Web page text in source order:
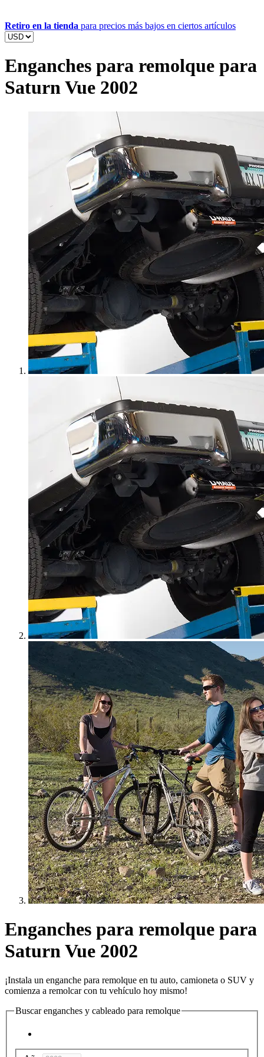
Retiro en la tienda para precios más bajos en ciertos artículos
Enganches para remolque para
Saturn Vue 2002
Enganches para remolque para
Saturn Vue 2002
¡Instala un enganche para remolque en tu auto, camioneta o SUV y
comienza a remolcar con tu vehículo hoy mismo!
Buscar enganches y cableado para remolque